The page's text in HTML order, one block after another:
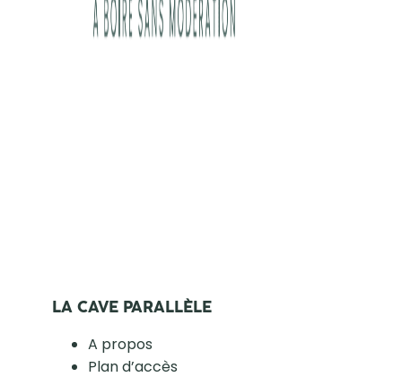
LA CAVE PARALLÈLE
A propos
Plan d’accès